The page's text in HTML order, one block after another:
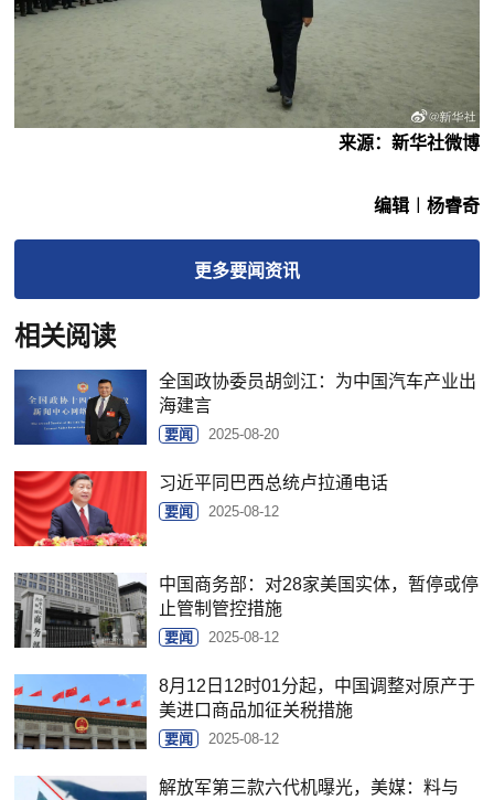
来源： 新华社微博
编辑︱杨睿奇
更多要闻资讯
相关阅读
全国政协委员胡剑江：为中国汽车产业出
海建言
要闻 2025-08-20
习近平同巴西总统卢拉通电话
要闻 2025-08-12
中国商务部：对28家美国实体，暂停或停
止管制管控措施
要闻 2025-08-12
8月12日12时01分起，中国调整对原产于
美进口商品加征关税措施
要闻 2025-08-12
解放军第三款六代机曝光，美媒：料与